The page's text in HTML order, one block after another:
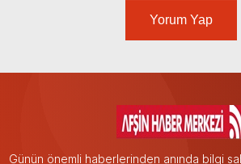
Yorum Yap
Günün önemli haberlerinden anında bilgi